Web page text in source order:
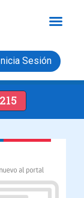
Sesión